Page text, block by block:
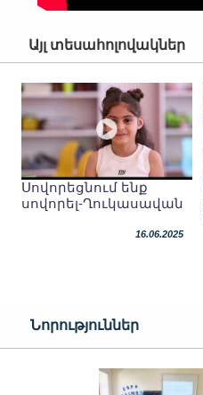
Այլ տեսահոլովակներ
Սովորեցնում ենք
սովորել-Ղուկասավան
16.06.2025
Նորություններ